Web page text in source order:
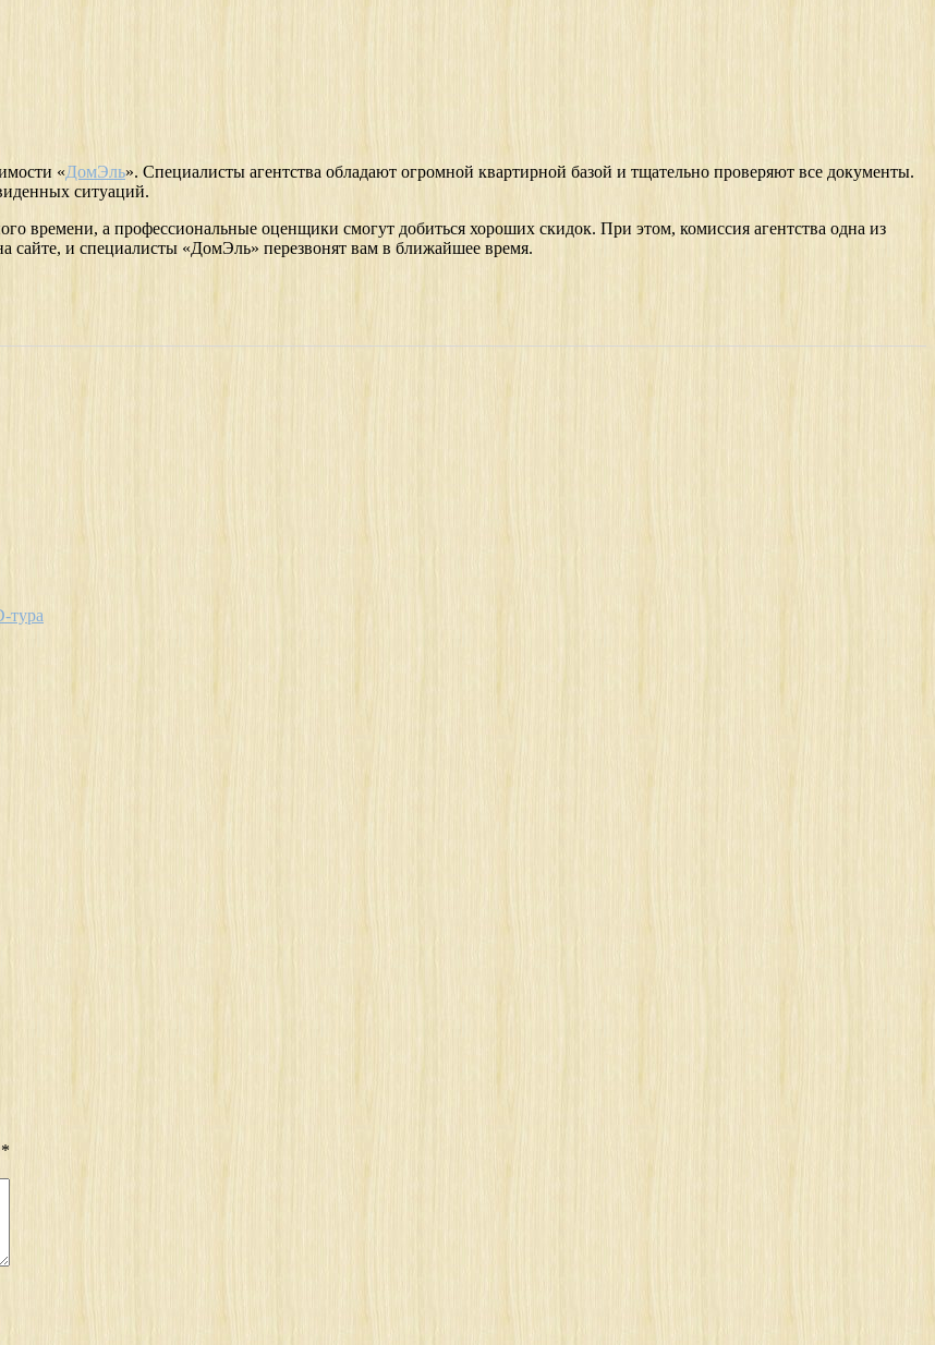
«ДомЭль». Специалисты агентства обладают огромной квартирной базой и тщательно проверяют все документы.
ситуаций.
времени, а профессиональные оценщики смогут добиться хороших скидок. При этом, комиссия агентства одна из
сайте, и специалисты «ДомЭль» перезвонят вам в ближайшее время.
тура
*